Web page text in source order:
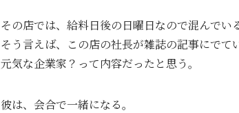
その店では、給料日後の日曜日なので混んでい
そう言えば、この店の社長が雑誌の記事にでて
元気な企業家？って内容だったと思う。
彼は、会合で一緒になる。